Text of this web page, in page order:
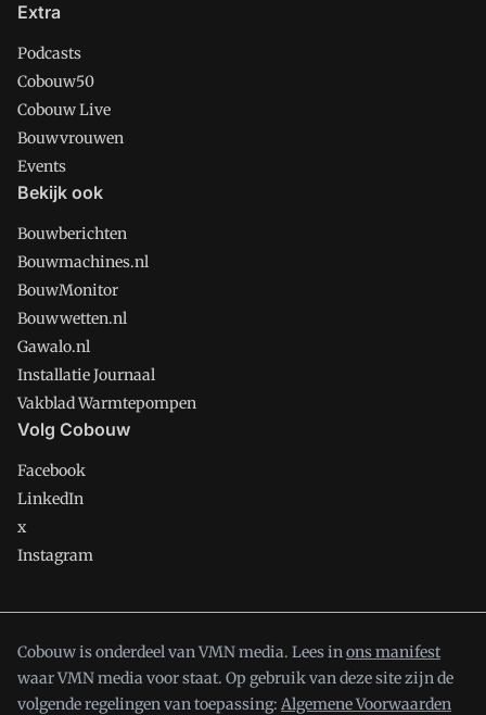
Extra
Podcasts
Cobouw50
Cobouw Live
Bouwvrouwen
Events
Bekijk ook
Bouwberichten
Bouwmachines.nl
BouwMonitor
Bouwwetten.nl
Gawalo.nl
Installatie Journaal
Vakblad Warmtepompen
Volg Cobouw
Facebook
LinkedIn
x
Instagram
Cobouw is onderdeel van VMN media. Lees inons manifest
waar VMN media voor staat. Op gebruik van deze site zijn de
volgende regelingen van toepassing: Algemene Voorwaarden